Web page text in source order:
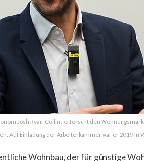
Josh Ryan-Collins erforscht den
Auf Einladung der Arbeiterkammer war er 2019 in
Wohnbau, der für günstige